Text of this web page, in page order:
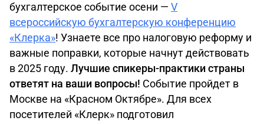
бухгалтерское событие осени — V
всероссийскую бухгалтерскую конференцию
«Клерка»! Узнаете все про налоговую реформу и
важные поправки, которые начнут действовать
в 2025 году. Лучшие спикеры-практики страны
ответят на ваши вопросы! Событие пройдет в
Москве на «Красном Октябре». Для всех
посетителей «Клерк» подготовил